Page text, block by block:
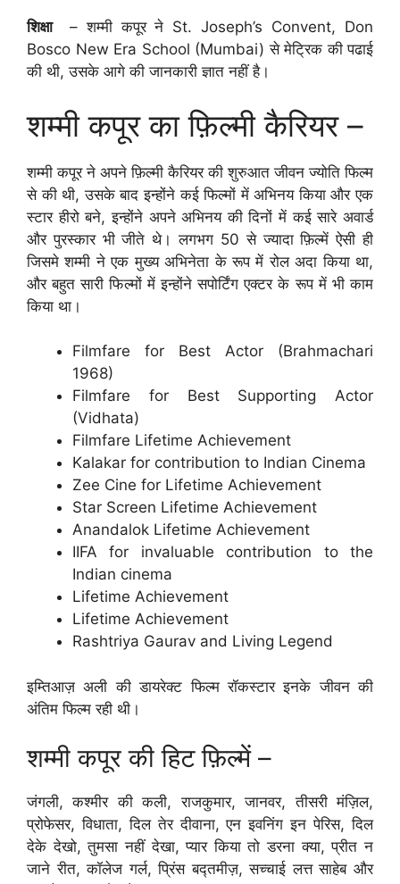
शिक्षा
– शम्मी कपूर ने St. Joseph’s Convent, Don
Bosco New Era School (Mumbai) से मेट्रिक की पढाई
की थी, उसके आगे की जानकारी ज्ञात नहीं है।
शम्मी कपूर का फ़िल्मी कैरियर –
शम्मी कपूर ने अपने फ़िल्मी कैरियर की शुरुआत जीवन ज्योति फिल्म
से की थी, उसके बाद इन्होंने कई फिल्मों में अभिनय किया और एक
स्टार हीरो बने, इन्होंने अपने अभिनय की दिनों में कई सारे अवार्ड
और पुरस्कार भी जीते थे। लगभग 50 से ज्यादा फ़िल्में ऐसी ही
जिसमे शम्मी ने एक मुख्य अभिनेता के रूप में रोल अदा किया था,
और बहुत सारी फिल्मों में इन्होंने सपोर्टिंग एक्टर के रूप में भी काम
किया था।
Filmfare for Best Actor (Brahmachari
1968)
Filmfare for Best Supporting Actor
(Vidhata)
Filmfare Lifetime Achievement
Kalakar for contribution to Indian Cinema
Zee Cine for Lifetime Achievement
Star Screen Lifetime Achievement
Anandalok Lifetime Achievement
IIFA for invaluable contribution to the
Indian cinema
Lifetime Achievement
Lifetime Achievement
Rashtriya Gaurav and Living Legend
इम्तिआज़ अली की डायरेक्ट फिल्म रॉकस्टार इनके जीवन की
अंतिम फिल्म रही थी।
शम्मी कपूर की हिट फ़िल्में –
जंगली, कश्मीर की कली, राजकुमार, जानवर, तीसरी मंज़िल,
प्रोफेसर, विधाता, दिल तेर दीवाना, एन इवनिंग इन पेरिस, दिल
देके देखो, तुमसा नहीं देखा, प्यार किया तो डरना क्या, प्रीत न
जाने रीत, कॉलेज गर्ल, प्रिंस बद्तमीज़, सच्चाई लत्त साहेब और